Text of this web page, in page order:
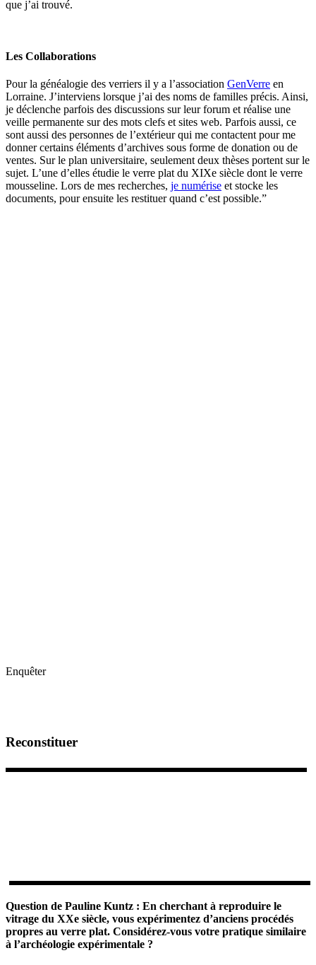
que j’ai trouvé.
Les Collaborations
Pour la généalogie des verriers il y a l’association GenVerre en
Lorraine. J’interviens lorsque j’ai des noms de familles précis. Ainsi,
je déclenche parfois des discussions sur leur forum et réalise une
veille permanente sur des mots clefs et sites web. Parfois aussi, ce
sont aussi des personnes de l’extérieur qui me contactent pour me
donner certains éléments d’archives sous forme de donation ou de
ventes. Sur le plan universitaire, seulement deux thèses portent sur le
sujet. L’une d’elles étudie le verre plat du XIXe siècle dont le verre
mousseline. Lors de mes recherches, je numérise et stocke les
documents, pour ensuite les restituer quand c’est possible.”
Enquêter
Reconstituer
Question de Pauline Kuntz : En cherchant à reproduire le
vitrage du XXe siècle, vous expérimentez d’anciens procédés
propres au verre plat. Considérez-vous votre pratique similaire
à l’archéologie expérimentale ?